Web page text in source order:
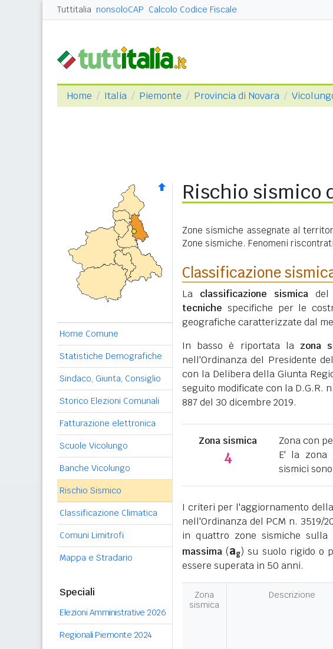
Tuttitalia nonsoloCAP Calcolo Codice Fiscale
Home Italia Piemonte Provincia di Novara
Home Comune
Statistiche Demografiche
Sindaco, Giunta, Consiglio
Storico Elezioni Comunali
Fatturazione elettronica
Scuole Vicolungo
Banche Vicolungo
Rischio Sismico
Classificazione Climatica
Comuni Limitrofi
Mappa e Stradario
Speciali
Elezioni Amministrative 2026
Regionali Piemonte 2024
Rischio sismico
Zone sismiche assegnate al
Zone sismiche. Fenomeni
Classificazione
La classificazione sismica del
tecniche specifiche per le
geografiche caratterizzate dal
In basso è riportata la zona
nell'Ordinanza del Presidente
con la Delibera della Giunta
seguito modificate con la D.G.R.
887 del 30 dicembre 2019.
Zona sismica
4
Zona con
E' la zona
sismici
I criteri per l'aggiornamento
nell'Ordinanza del PCM n. 3519/
in quattro zone sismiche sulla
massima (ag) su suolo rigido o
essere superata in 50 anni.
Zona
sismica
Descrizione